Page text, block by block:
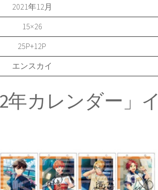
2021年12月
15×26
25P+12P
エンスカイ
年カレンダー」イ